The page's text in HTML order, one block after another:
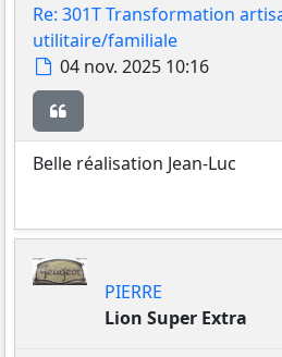
Re: 301T Transformation
utilitaire/familiale
Message
04 nov. 2025 10:16
Belle réalisation Jean-Luc
PIERRE
Lion Super Extra